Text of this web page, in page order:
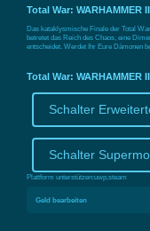
Total War: WARHAMMER
Das kataklysmische Finale der Total
betretet das Reich des Chaos, eine
entscheidet. Werdet Ihr Eure Dämonen
Total War:
Schalter
Schalter
Plattform unterstützen:uwp,steam
Geld bearbeiten